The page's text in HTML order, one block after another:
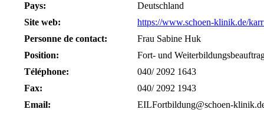
Pays:
Deutschland
Site web:
https://www.schoen-klinik.de/
Personne de contact:
Frau Sabine Huk
Position:
Fort- und
Téléphone:
040/ 2092 1643
Fax:
040/ 2092 1943
Email:
EILFortbildung@schoen-